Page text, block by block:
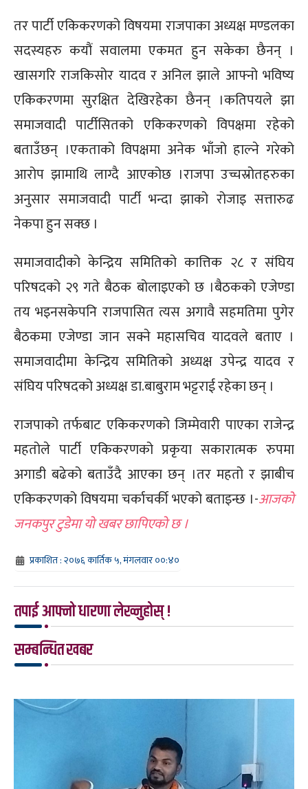
तर पार्टी एकिकरणको विषयमा राजपाका अध्यक्ष मण्डलका
सदस्यहरु कयौं सवालमा एकमत हुन सकेका छैनन् ।
खासगरि राजकिसोर यादव र अनिल झाले आफ्नो भविष्य
एकिकरणमा सुरक्षित देखिरहेका छैनन् ।कतिपयले झा
समाजवादी पार्टीसितको एकिकरणको विपक्षमा रहेको
बताउँछन् ।एकताको विपक्षमा अनेक भाँजो हाल्ने गरेको
आरोप झामाथि लाग्दै आएकोछ ।राजपा उच्चस्रोतहरुका
अनुसार समाजवादी पार्टी भन्दा झाको रोजाइ सत्तारुढ
नेकपा हुन सक्छ ।
समाजवादीको केन्द्रिय समितिको कात्तिक २८ र संघिय
परिषदको २९ गते बैठक बोलाइएको छ ।बैठकको एजेण्डा
तय भइनसकेपनि राजपासित त्यस अगावै सहमतिमा पुगेर
बैठकमा एजेण्डा जान सक्ने महासचिव यादवले बताए ।
समाजवादीमा केन्द्रिय समितिको अध्यक्ष उपेन्द्र यादव र
संघिय परिषदको अध्यक्ष डा.बाबुराम भट्टराई रहेका छन् ।
राजपाको तर्फबाट एकिकरणको जिम्मेवारी पाएका राजेन्द्र
महतोले पार्टी एकिकरणको प्रकृया सकारात्मक रुपमा
अगाडी बढेको बताउँदै आएका छन् ।तर महतो र झाबीच
एकिकरणको विषयमा चर्काचर्की भएको बताइन्छ ।-आजको
जनकपुर टुडेमा यो खबर छापिएको छ ।
प्रकाशित : २०७६ कार्तिक ५, मंगलवार ००:४०
तपाई आफ्नो धारणा लेख्नुहोस् !
सम्बन्धित खबर